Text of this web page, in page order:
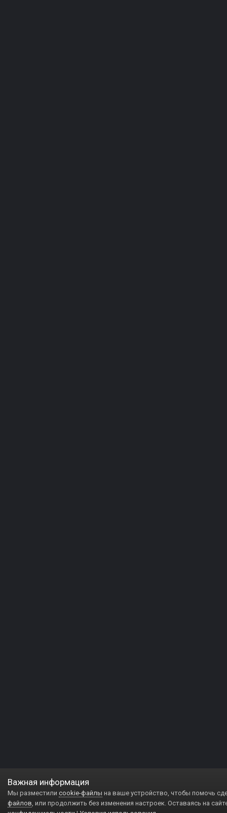
Важная информация
Мы разместили cookie-файлы на ваше устройство, чтобы помочь
файлов, или продолжить без изменения настроек. Оставаясь на